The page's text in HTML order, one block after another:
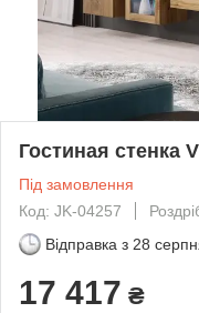
Гостиная стенка
Під замовлення
Код: JK-04257
Відправка з 28
17 417 ₴